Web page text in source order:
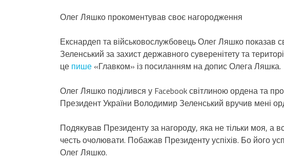
Олег Ляшко прокоментував своє нагородження
Екснардеп та військовослужбовець Олег Ляшко показав
Зеленський за захист державного суверенітету та
це пише «Главком» із посиланням на допис Олега Ляшка.
Олег Ляшко поділився у Facebook світлиною ордена та
Президент України Володимир Зеленський вручив мені
Подякував Президенту за нагороду, яка не тільки моя, а
честь очолювати. Побажав Президенту успіхів. Бо його
Олег Ляшко.